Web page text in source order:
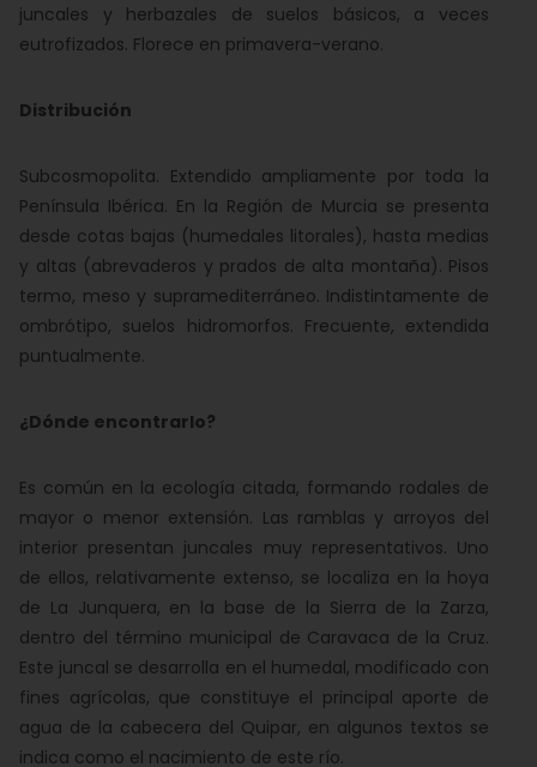
juncales y herbazales de suelos básicos, a veces
eutrofizados. Florece en primavera-verano.
Distribución
Subcosmopolita. Extendido ampliamente por toda la
Península Ibérica. En la Región de Murcia se presenta
desde cotas bajas (humedales litorales), hasta medias
y altas (abrevaderos y prados de alta montaña). Pisos
termo, meso y supramediterráneo. Indistintamente de
ombrótipo, suelos hidromorfos. Frecuente, extendida
puntualmente.
¿Dónde encontrarlo?
Es común en la ecología citada, formando rodales de
mayor o menor extensión. Las ramblas y arroyos del
interior presentan juncales muy representativos. Uno
de ellos, relativamente extenso, se localiza en la hoya
de La Junquera, en la base de la Sierra de la Zarza,
dentro del término municipal de Caravaca de la Cruz.
Este juncal se desarrolla en el humedal, modificado con
fines agrícolas, que constituye el principal aporte de
agua de la cabecera del Quipar, en algunos textos se
indica como el nacimiento de este río.